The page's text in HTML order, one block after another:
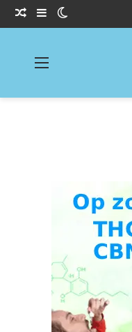
Willekeurig Artikel
Sidebar